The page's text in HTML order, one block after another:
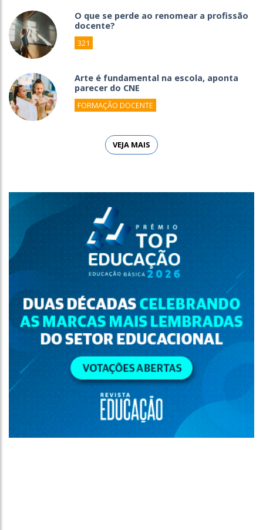
O que se perde ao renomear a profissão
docente?
321
Arte é fundamental na escola, aponta
parecer do CNE
FORMAÇÃO DOCENTE
VEJA MAIS